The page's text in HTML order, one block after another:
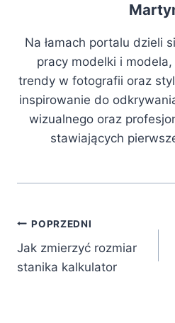
Na łamach portalu dzieli
pracy modelki i
trendy w fotografii oraz
inspirowanie do
wizualnego oraz
stawiających
Nawigacja
wpisu
POPRZEDNI
Jak zmierzyć rozmiar
stanika kalkulator